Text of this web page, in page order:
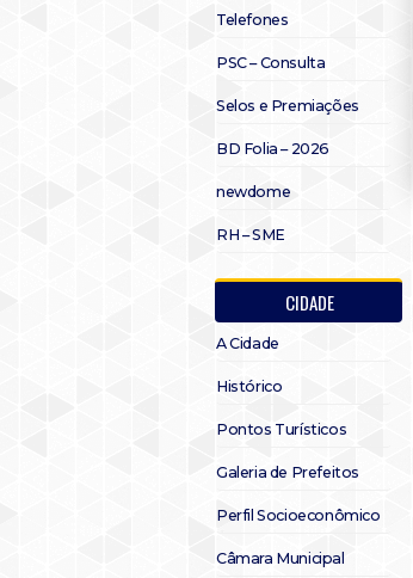
Telefones
PSC – Consulta
Selos e Premiações
BD Folia – 2026
newdome
RH – SME
CIDADE
A Cidade
Histórico
Pontos Turísticos
Galeria de Prefeitos
Perfil Socioeconômico
Câmara Municipal